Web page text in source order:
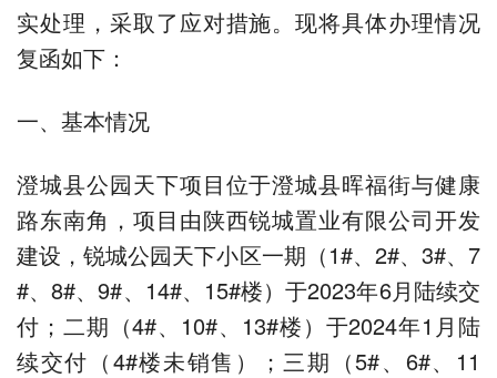
实处理，采取了应对措施。现将具体办理情况
复函如下：
一、基本情况
澄城县公园天下项目位于澄城县晖福街与健康
路东南角，项目由陕西锐城置业有限公司开发
建设，锐城公园天下小区一期（1#、2#、3#、7
#、8#、9#、14#、15#楼）于2023年6月陆续交
付；二期（4#、10#、13#楼）于2024年1月陆
续交付（4#楼未销售）；三期（5#、6#、11